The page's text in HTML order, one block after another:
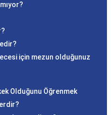
için mezun olduğunuz
Olduğunu Öğrenmek